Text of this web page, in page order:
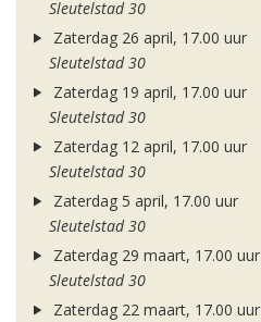
Sleutelstad 30
Zaterdag 26 april, 17.00 uur
Sleutelstad 30
Zaterdag 19 april, 17.00 uur
Sleutelstad 30
Zaterdag 12 april, 17.00 uur
Sleutelstad 30
Zaterdag 5 april, 17.00 uur
Sleutelstad 30
Zaterdag 29 maart, 17.00 uur
Sleutelstad 30
Zaterdag 22 maart, 17.00 uur